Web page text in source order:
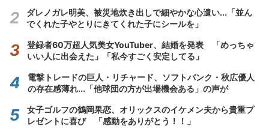
ダレノガレ明美、被災地炊き出しで細やかな心遣い...「並ん
でくれた子やとりにきてくれた子にシールを」
登録者60万超人気美女YouTuber、結婚を発表 「めっちゃ
いい人に出会えた」「私今すごく安定してる」
電撃トレードの巨人・リチャード、ソフトバンク・秋広優人
の存在感薄れ...「他球団の方が出場機会ある」の声が
女子ゴルフの鶴岡果恋、オリックスのイケメン夫から貴重プ
レゼントに喜び 「感動をありがとう！！」